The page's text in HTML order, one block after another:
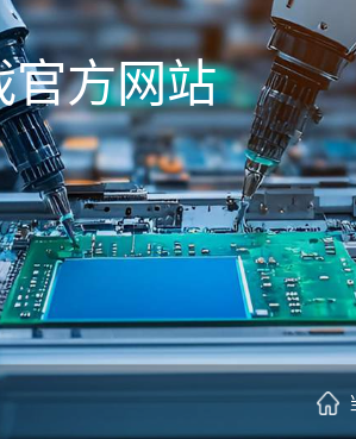
官方网站